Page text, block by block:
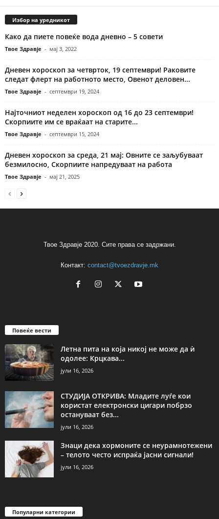
Избор на уредникот
Како да пиете повеќе вода дневно – 5 совети
Твое Здравје - мај 3, 2022
Дневен хороскоп за четврток, 19 септември! Раковите
следат флерт на работното место, Овенот деловен...
Твое Здравје - септември 19, 2024
Најточниот неделен хороскоп од 16 до 23 септември!
Скорпиите им се враќаат на старите...
Твое Здравје - септември 15, 2024
Дневен хороскоп за среда, 21 мај: Овните се заљубуваат
безмилосно, Скорпиите напредуваат на работа
Твое Здравје - мај 21, 2025
Твое Здравје 2020. Сите права се задржани.
Контакт: contact@tvoezdravje.mk
Повеќе вести
Летна пита на која никој не може да ѝ
одолее: Крцкава...
јули 16, 2026
СТУДИЈА ОТКРИВА: Младите луѓе кои
користат електронски цигари побрзо
остануваат без...
јули 16, 2026
Знаци дека хормоните се неурамнотежени
– телото често испраќа јасни сигнали!
јули 16, 2026
Популарни категории